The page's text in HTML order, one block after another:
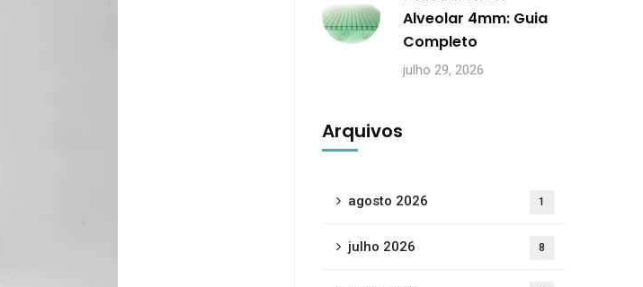
Alveolar 4mm: Guia
Completo
julho 29, 2026
Arquivos
agosto 2026 1
julho 2026 8